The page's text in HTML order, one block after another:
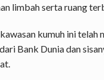
limbah serta ruang
kumuh ini telah
Bank Dunia dan